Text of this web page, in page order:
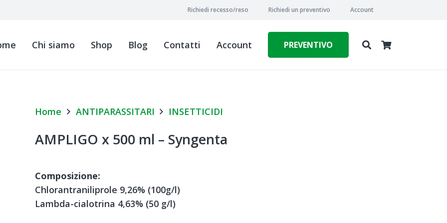
Richiedi recesso/reso Richiedi un preventivo Account
Chi siamo Shop Blog Contatti Account PREVENTIVO
Home ANTIPARASSITARI INSETTICIDI
AMPLIGO x 500 ml – Syngenta
Composizione:
Chlorantraniliprole 9,26% (100g/l)
Lambda-cialotrina 4,63% (50 g/l)